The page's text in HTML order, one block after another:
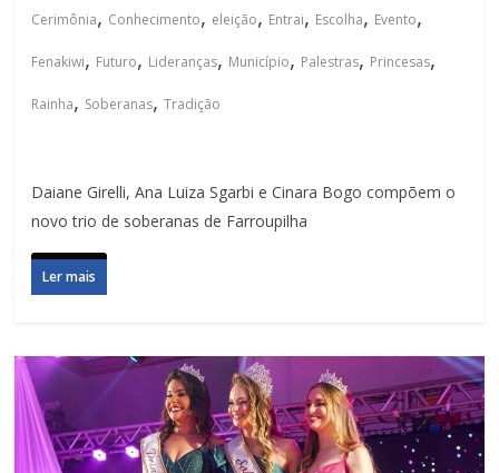
Cerimônia, Conhecimento, eleição, Entrai, Escolha, Evento,
Fenakiwi, Futuro, Lideranças, Município, Palestras, Princesas,
Rainha, Soberanas,Tradição
Daiane Girelli, Ana Luiza Sgarbi e Cinara Bogo compõem o
novo trio de soberanas de Farroupilha
Ler mais